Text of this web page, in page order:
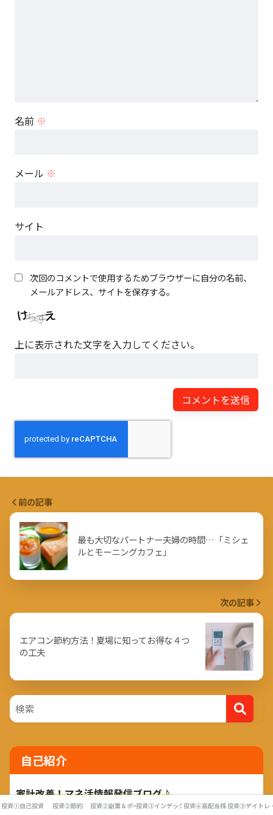
名前 ※
メール ※
サイト
次回のコメントで使用するためブラウザーに自分の名前、
メールアドレス、サイトを保存する。
上に表示された文字を入力してください。
前の記事
最も大切なパートナー夫婦の時間…「ミシェ
ルとモーニングカフェ」
次の記事
エアコン節約方法！夏場に知ってお得な４つ
の工夫
自己紹介
家計改善！マネ活情報発信ブログ♪
投資①自己投資 投資②節約 投資②副業＆ポイ活投資③インデックス投資投資④高配当株投資⑤デイトレ